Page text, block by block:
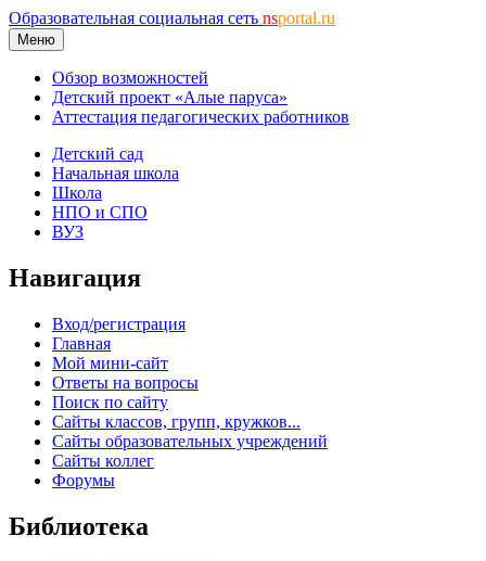
Образовательная социальная сеть nsportal.ru
Меню
Обзор возможностей
Детский проект «Алые паруса»
Аттестация педагогических работников
Детский сад
Начальная школа
Школа
НПО и СПО
ВУЗ
Навигация
Вход/регистрация
Главная
Мой мини-сайт
Ответы на вопросы
Поиск по сайту
Сайты классов, групп, кружков...
Сайты образовательных учреждений
Сайты коллег
Форумы
Библиотека